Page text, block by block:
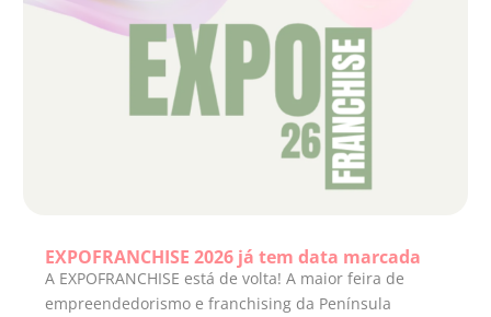
EXPOFRANCHISE 2026 já tem data marcada
A EXPOFRANCHISE está de volta! A maior feira de
empreendedorismo e franchising da Península